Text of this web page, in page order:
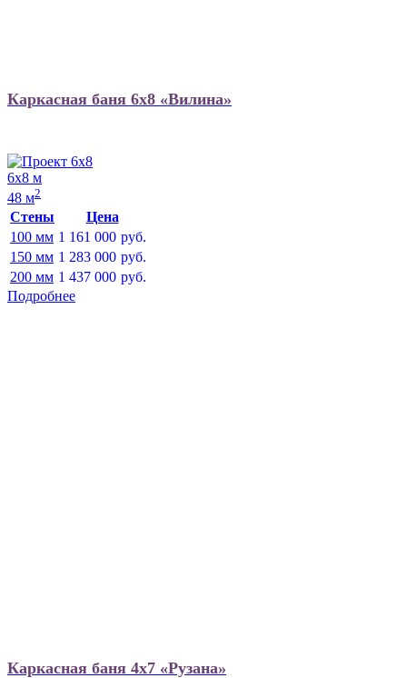
Каркасная баня 6х8 «Вилина»
6х8 м
48 м2
Стены
Цена
100 мм 1 161 000 руб.
150 мм 1 283 000 руб.
200 мм 1 437 000 руб.
Подробнее
Каркасная баня 4х7 «Рузана»